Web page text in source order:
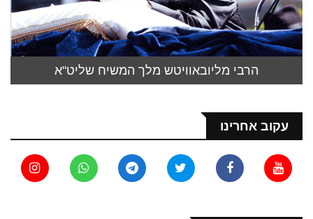
הרבי מליובאוויטש מלך המשיח שליט"א
עקוב אחרינו